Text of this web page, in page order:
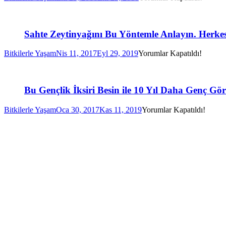
Sahte Zeytinyağını Bu Yöntemle Anlayın.
Bitkilerle YaşamNis 11, 2017Eyl 29, 2019Yorumlar Kapatıldı!
Bu Gençlik İksiri Besin ile 10 Yıl Daha Genç
Bitkilerle YaşamOca 30, 2017Kas 11, 2019Yorumlar Kapatıldı!